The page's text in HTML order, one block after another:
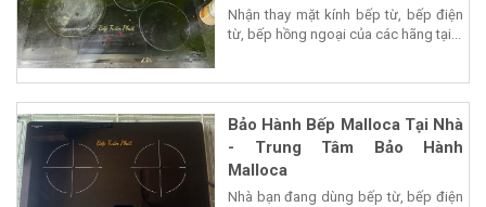
Nhận thay mặt kính bếp từ, bếp điện
từ, bếp hồng ngoại của các hãng tại...
Bảo Hành Bếp Malloca Tại Nhà
- Trung Tâm Bảo Hành
Malloca
Nhà bạn đang dùng bếp từ, bếp điện